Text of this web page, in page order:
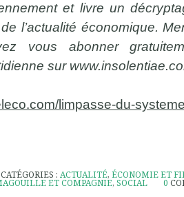
et livre un
l’actualité économique.
vous abonner
sur
limpasse-du-
CATÉGORIES :ACTUALITÉ,ÉCONOMIE ET
ET COMPAGNIE, SOCIAL 0